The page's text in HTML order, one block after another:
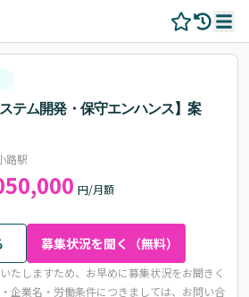
テム開発・保守エンハンス】案
路駅
円/月額
募集状況を聞く（無料）
たしますため、お早めに募集状況をお聞きく
企業名・労働条件につきましては、お問い合